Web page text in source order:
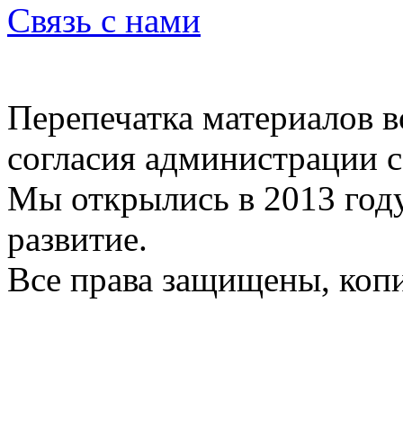
Связь с нами
Перепечатка материалов
согласия администрации
Мы открылись в 2013
развитие.
Все права защищены,